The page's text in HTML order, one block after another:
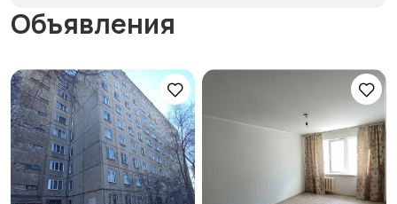
Объявления